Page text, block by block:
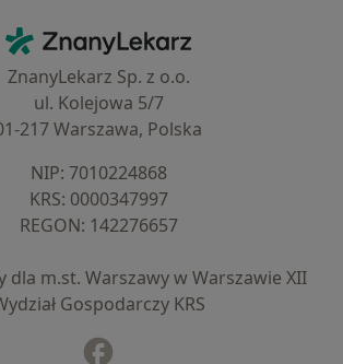
ZnanyLekarz - Strona główna
ZnanyLekarz Sp. z o.o.
ul. Kolejowa 5/7
217 Warszawa, Polska
NIP: ⁠7010224868
KRS: ⁠0000347997
REGON: ⁠142276657
dla m.st. Warszawy w Warszawie XII
Gospodarczy KRS